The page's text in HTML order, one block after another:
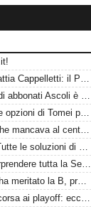
Calciomercato Ascoli, spunta Mattia Cappelletti: il Picchio sfida il Catanzaro per il talento del Milan
CorrAdriatico - Coppa e il boom di abbonati Ascoli è affamata di calcio
Chi sarà il bomber dell'Ascoli? Le opzioni di Tomei per guidare l'attacco del Picchio
Acampora può essere il leader che mancava al centrocampo? L'Ascoli punta sulla sua esperienza
Alagna, come cambia l'Ascoli? Tutte le soluzioni di Tomei per la fascia destra
Perché il calcio di Tomei può sorprendere tutta la Serie B: l'Ascoli ha un'identità da protagonista
Ascoli-Potenza, Tisci: "L'Ascoli ha meritato la B, proveremo a passare il turno"
Le cinque rivali dell'Ascoli nella corsa ai playoff: ecco chi dovrà battere il Picchio